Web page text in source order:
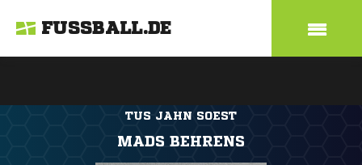
FUSSBALL.DE
TUS JAHN SOEST
MADS BEHRENS